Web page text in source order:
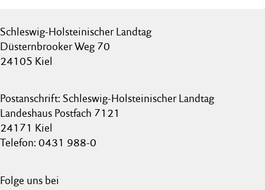
Schleswig-Holsteinischer Landtag
Düsternbrooker Weg 70
24105 Kiel
Postanschrift: Schleswig-Holsteinischer Landtag
Landeshaus Postfach 7121
24171 Kiel
Telefon: 0431 988-0
Folge uns bei